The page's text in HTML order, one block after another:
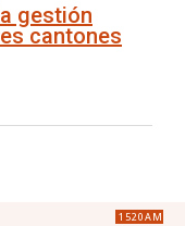
gestión
cantones
1520AM